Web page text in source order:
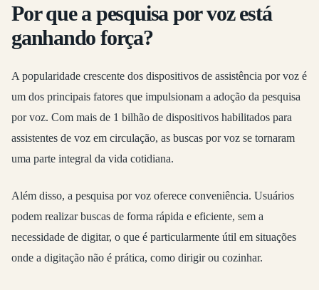
Por que a pesquisa por voz está
ganhando força?
A popularidade crescente dos dispositivos de assistência por voz é
um dos principais fatores que impulsionam a adoção da pesquisa
por voz. Com mais de 1 bilhão de dispositivos habilitados para
assistentes de voz em circulação, as buscas por voz se tornaram
uma parte integral da vida cotidiana.
Além disso, a pesquisa por voz oferece conveniência. Usuários
podem realizar buscas de forma rápida e eficiente, sem a
necessidade de digitar, o que é particularmente útil em situações
onde a digitação não é prática, como dirigir ou cozinhar.